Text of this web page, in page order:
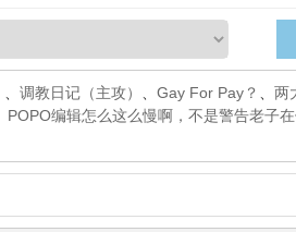
调教日记（主攻） Gay For Pay？ 两
POPO编辑怎么这么慢啊，不是警告老子